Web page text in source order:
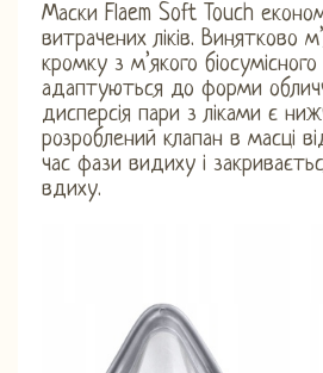
Маски Flaem Soft Touch
витрачених ліків. Винятково
кромку з м’якого
адаптуються до форми
дисперсія пари з ліками є
розроблений клапан в масці
час фази видиху і
вдиху.